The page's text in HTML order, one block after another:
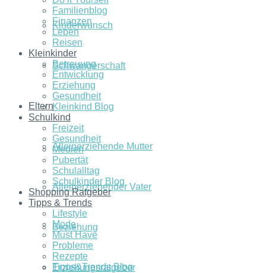
Kinderwunsch
Schwangerschaft
Eltern
Alleinerziehende Mutter
Alleinerziehender Vater
Beziehung
Erziehungsratgeber
Familienblog
Finanzen
Leben
Reisen
Kleinkinder
Betreuung
Entwicklung
Erziehung
Gesundheit
Kleinkind Blog
Schulkind
Freizeit
Gesundheit
Medien
Pubertät
Schulalltag
Schulkinder Blog
Shopping Ratgeber
Tipps & Trends
Lifestyle
Mode
Must Have
Probleme
Rezepte
Tipps&Trends Blog